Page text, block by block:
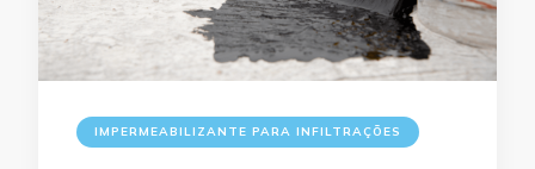
IMPERMEABILIZANTE PARA INFILTRAÇÕES